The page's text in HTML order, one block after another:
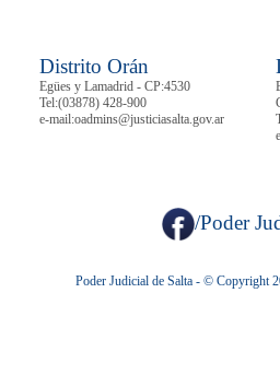
Distrito Orán
Egües y Lamadrid - CP:4530
Tel:(03878) 428-900
e-mail:oadmins@justiciasalta.gov.ar
/Poder
Poder Judicial de Salta - © Copyright